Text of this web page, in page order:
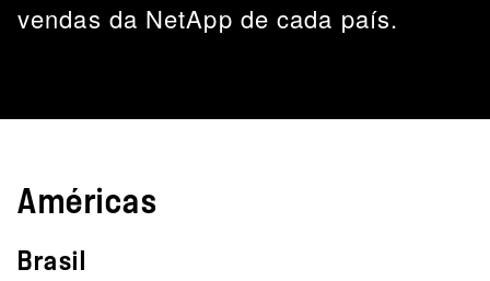
vendas da NetApp de cada país.
Américas
Brasil